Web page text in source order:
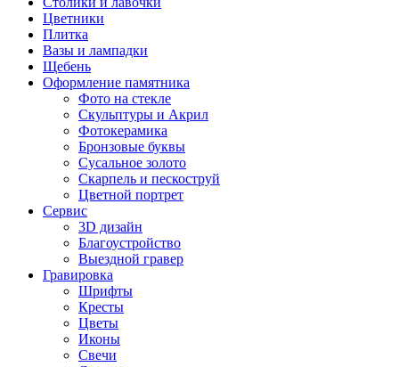
Цветники
Плитка
Вазы и лампадки
Щебень
Оформление памятника
Фото на стекле
Скульптуры и Акрил
Фотокерамика
Бронзовые буквы
Сусальное золото
Скарпель и пескоструй
Цветной портрет
Сервис
3D дизайн
Благоустройство
Выездной гравер
Гравировка
Шрифты
Кресты
Цветы
Иконы
Свечи